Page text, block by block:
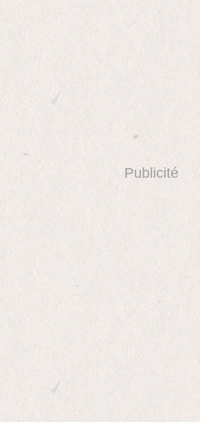
Publicité